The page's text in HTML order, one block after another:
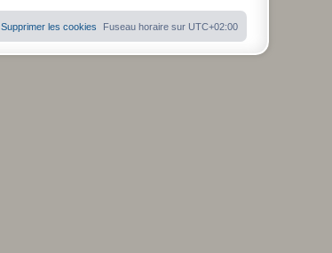
Fuseau horaire sur UTC+02:00
Supprimer les cookies